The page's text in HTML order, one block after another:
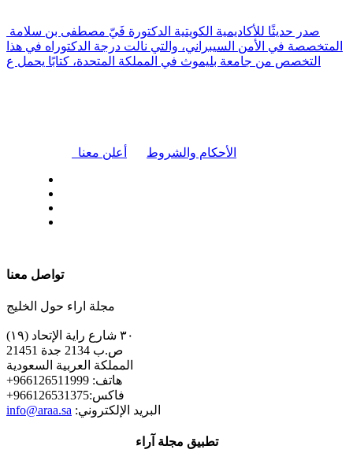
المتخصصة في الأمن السيبراني، والتي نالت درجة الدكتوراه في هذا
التخصص من جامعة بليموث في المملكة المتحدة، كتابًا يحمل ع
أعلن معنا الأحكام والشروط
تواصل معنا
مجلة اراء حول الخليج
٣٠ شارع راية الإتحاد (١٩)
ص.ب 2134 جدة 21451
المملكة العربية السعودية
+هاتف: 966126511999
+فاكس:966126531375
info@araa.sa :البريد الإلكتروني
تطبيق مجلة آراء